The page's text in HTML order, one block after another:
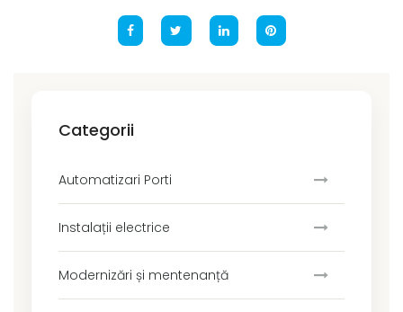
Categorii
Automatizari Porti
Instalații electrice
Modernizări și mentenanță